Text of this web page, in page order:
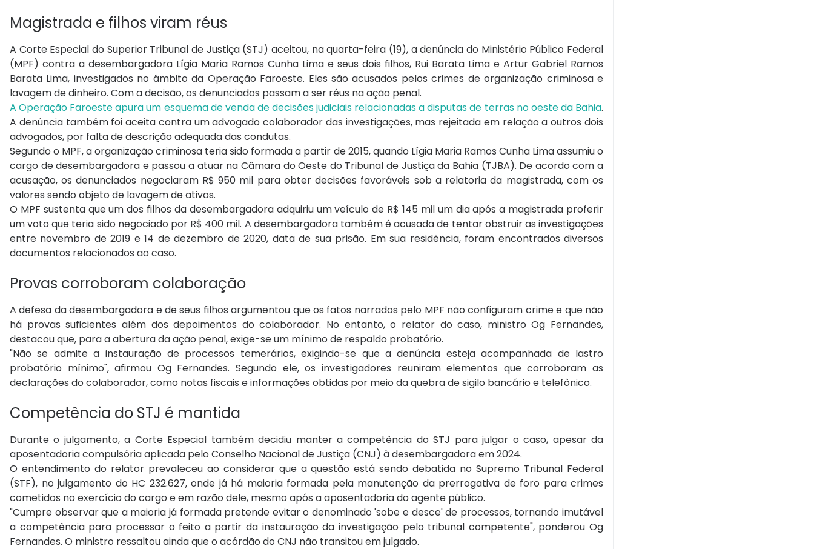
Magistrada e filhos viram réus
A Corte Especial do Superior Tribunal de Justiça (STJ) aceitou, na quarta-feira (19), a denúncia do Ministério Público Federal
(MPF) contra a desembargadora Lígia Maria Ramos Cunha Lima e seus dois filhos, Rui Barata Lima e Artur Gabriel Ramos
Barata Lima, investigados no âmbito da Operação Faroeste. Eles são acusados pelos crimes de organização criminosa e
lavagem de dinheiro. Com a decisão, os denunciados passam a ser réus na ação penal.
A Operação Faroeste apura um esquema de venda de decisões judiciais relacionadas a disputas de terras no oeste da Bahia.
A denúncia também foi aceita contra um advogado colaborador das investigações, mas rejeitada em relação a outros dois
advogados, por falta de descrição adequada das condutas.
Segundo o MPF, a organização criminosa teria sido formada a partir de 2015, quando Lígia Maria Ramos Cunha Lima assumiu o
cargo de desembargadora e passou a atuar na Câmara do Oeste do Tribunal de Justiça da Bahia (TJBA). De acordo com a
acusação, os denunciados negociaram R$ 950 mil para obter decisões favoráveis sob a relatoria da magistrada, com os
valores sendo objeto de lavagem de ativos.
O MPF sustenta que um dos filhos da desembargadora adquiriu um veículo de R$ 145 mil um dia após a magistrada proferir
um voto que teria sido negociado por R$ 400 mil. A desembargadora também é acusada de tentar obstruir as investigações
entre novembro de 2019 e 14 de dezembro de 2020, data de sua prisão. Em sua residência, foram encontrados diversos
documentos relacionados ao caso.
Provas corroboram colaboração
A defesa da desembargadora e de seus filhos argumentou que os fatos narrados pelo MPF não configuram crime e que não
há provas suficientes além dos depoimentos do colaborador. No entanto, o relator do caso, ministro Og Fernandes,
destacou que, para a abertura da ação penal, exige-se um mínimo de respaldo probatório.
"Não se admite a instauração de processos temerários, exigindo-se que a denúncia esteja acompanhada de lastro
probatório mínimo", afirmou Og Fernandes. Segundo ele, os investigadores reuniram elementos que corroboram as
declarações do colaborador, como notas fiscais e informações obtidas por meio da quebra de sigilo bancário e telefônico.
Competência do STJ é mantida
Durante o julgamento, a Corte Especial também decidiu manter a competência do STJ para julgar o caso, apesar da
aposentadoria compulsória aplicada pelo Conselho Nacional de Justiça (CNJ) à desembargadora em 2024.
O entendimento do relator prevaleceu ao considerar que a questão está sendo debatida no Supremo Tribunal Federal
(STF), no julgamento do HC 232.627, onde já há maioria formada pela manutenção da prerrogativa de foro para crimes
cometidos no exercício do cargo e em razão dele, mesmo após a aposentadoria do agente público.
"Cumpre observar que a maioria já formada pretende evitar o denominado 'sobe e desce' de processos, tornando imutável
a competência para processar o feito a partir da instauração da investigação pelo tribunal competente", ponderou Og
Fernandes. O ministro ressaltou ainda que o acórdão do CNJ não transitou em julgado.